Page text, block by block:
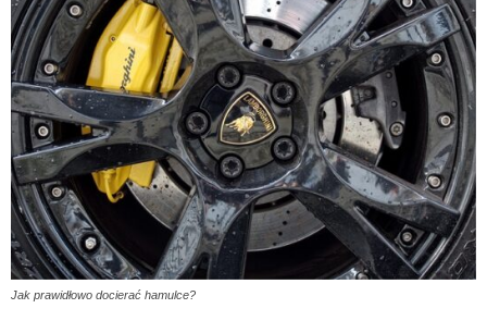
Jak prawidłowo docierać hamulce?